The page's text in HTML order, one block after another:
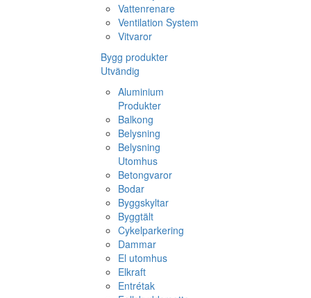
Vattenrenare
Ventilation System
Vitvaror
Bygg produkter
Utvändig
Aluminium
Produkter
Balkong
Belysning
Belysning
Utomhus
Betongvaror
Bodar
Byggskyltar
Byggtält
Cykelparkering
Dammar
El utomhus
Elkraft
Entrétak